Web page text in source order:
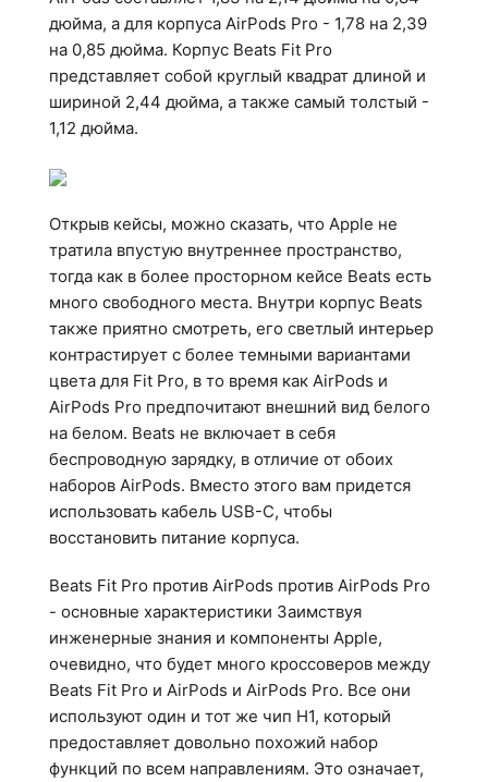
дюйма, а для корпуса AirPods Pro - 1,78 на 2,39
на 0,85 дюйма. Корпус Beats Fit Pro
представляет собой круглый квадрат длиной и
шириной 2,44 дюйма, а также самый толстый -
1,12 дюйма.
Открыв кейсы, можно сказать, что Apple не
тратила впустую внутреннее пространство,
тогда как в более просторном кейсе Beats есть
много свободного места. Внутри корпус Beats
также приятно смотреть, его светлый интерьер
контрастирует с более темными вариантами
цвета для Fit Pro, в то время как AirPods и
AirPods Pro предпочитают внешний вид белого
на белом. Beats не включает в себя
беспроводную зарядку, в отличие от обоих
наборов AirPods. Вместо этого вам придется
использовать кабель USB-C, чтобы
восстановить питание корпуса.
Beats Fit Pro против AirPods против AirPods Pro
- основные характеристики Заимствуя
инженерные знания и компоненты Apple,
очевидно, что будет много кроссоверов между
Beats Fit Pro и AirPods и AirPods Pro. Все они
используют один и тот же чип H1, который
предоставляет довольно похожий набор
функций по всем направлениям. Это означает,